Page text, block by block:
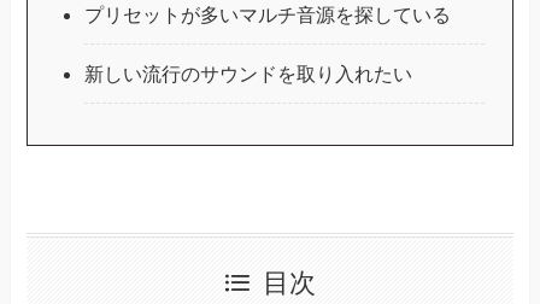
プリセットが多いマルチ音源を探している
新しい流行のサウンドを取り入れたい
目次